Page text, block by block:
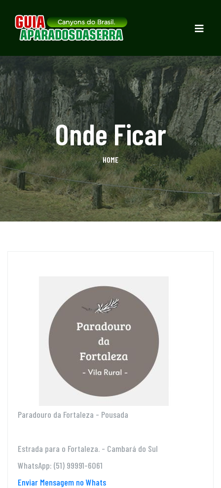
Onde Ficar
HOME
Paradouro da Fortaleza - Pousada
Estrada para o Fortaleza. - Cambará do Sul
WhatsApp: (51) 99991-6061
Enviar Mensagem no Whats